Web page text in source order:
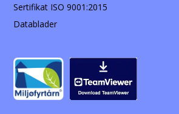
Sertifikat ISO 9001:2015
Datablader